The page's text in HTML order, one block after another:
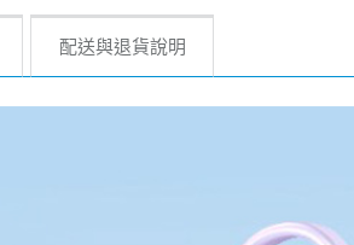
配送與退貨說明